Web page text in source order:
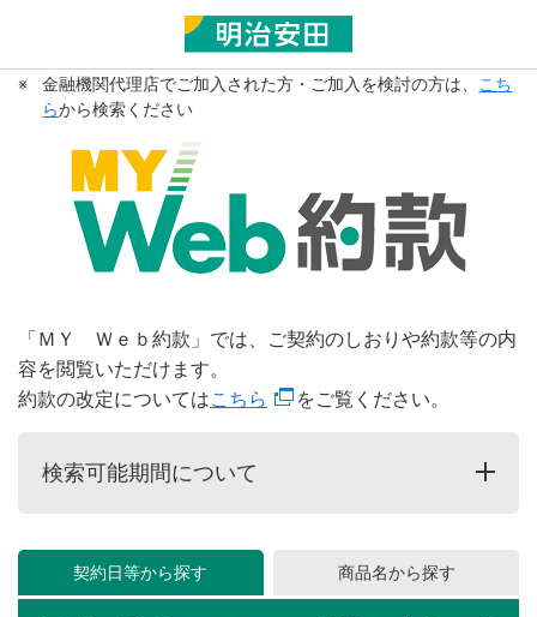
※ 金融機関代理店でご加入された方・ご加入を検討の方は、
こち
らから検索ください
「ＭＹ Ｗｅｂ約款」では、ご契約のしおりや約款等の内
容を閲覧いただけます。
約款の改定についてはこちら をご覧ください。
検索可能期間について
契約日等から探す